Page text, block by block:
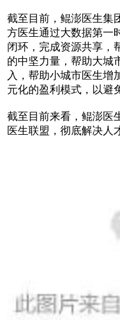
截至目前，鲲澎医生集
方医生通过大数据第一
闭环，完成资源共享，
的中坚力量，帮助大城
入，帮助小城市医生增
元化的盈利模式，以避
截至目前来看，鲲澎医
医生联盟，彻底解决人